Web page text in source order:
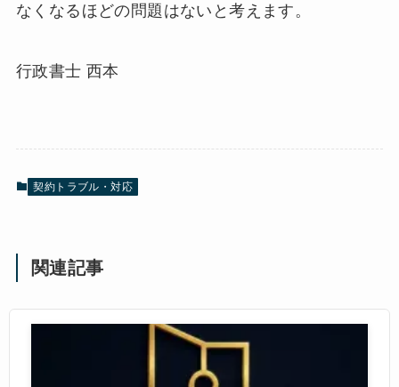
なくなるほどの問題はないと考えます。
行政書士 西本
契約トラブル・対応
関連記事